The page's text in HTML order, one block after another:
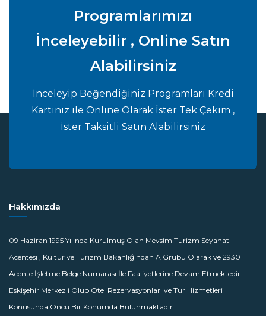
Programlarımızı
İnceleyebilir , Online Satın
Alabilirsiniz
İnceleyip Beğendiğiniz Programları Kredi
Kartınız ile Online Olarak İster Tek Çekim ,
İster Taksitli Satın Alabilirsiniz
Hakkımızda
09 Haziran 1995 Yılında Kurulmuş Olan Mevsim Turizm Seyahat
Acentesi , Kültür ve Turizm Bakanlığından A Grubu Olarak ve 2930
Acente İşletme Belge Numarası İle Faaliyetlerine Devam Etmektedir.
Eskişehir Merkezli Olup Otel Rezervasyonları ve Tur Hizmetleri
Konusunda Öncü Bir Konumda Bulunmaktadır.